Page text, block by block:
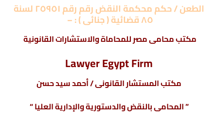
الطعن / حكم محكمة النقض رقم رقم ٢٥٩٥١ لسنة
٨٥ قضائية ( جنائى ) : –
مكتب محامى مصر للمحاماة والاستشارات القانونية
Lawyer Egypt Firm
مكتب المستشار القانونى / أحمد سيد حسن
” المحامى بالنقض والدستورية والإدارية العليا “